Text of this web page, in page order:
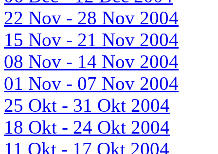
22 Nov - 28 Nov 2004
15 Nov - 21 Nov 2004
08 Nov - 14 Nov 2004
01 Nov - 07 Nov 2004
25 Okt - 31 Okt 2004
18 Okt - 24 Okt 2004
11 Okt - 17 Okt 2004